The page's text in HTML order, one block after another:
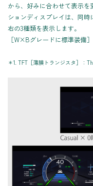
から、好みに合わせて表示
ションディスプレイは、同
右の3種類を表示します。
［W×Bグレードに標準装備］
＊1. TFT［薄膜トランジスタ］：